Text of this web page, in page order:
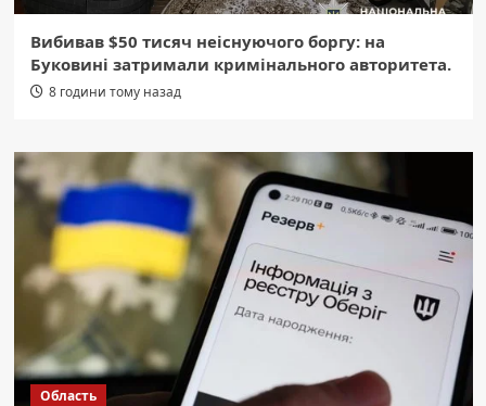
Вибивав $50 тисяч неіснуючого боргу: на
Буковині затримали кримінального авторитета.
8 години тому назад
Область